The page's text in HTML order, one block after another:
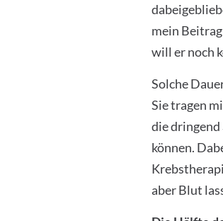
mein
will er noch
Solche
Sie tragen
die
können.
aber Blut